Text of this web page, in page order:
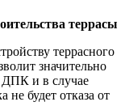
террасы
террасного
значительно
ДПК и в случае
не будет отказа от